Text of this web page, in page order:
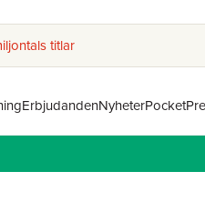
titlar
ErbjudandenNyheterPocket